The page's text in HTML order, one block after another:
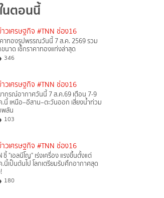
นตอนนี้
วเศรษฐกิจ #TNN ช่อง16
าทองรูปพรรณวันนี้ 7 ส.ค. 2569 รวม
นาด เช็กราคาทองแท่งล่าสุด
346
วเศรษฐกิจ #TNN ช่อง16
กรณ์อากาศวันนี้ 7 ส.ค.69 เตือน 7-9
.นี้ เหนือ–อีสาน–ตะวันออก เสี่ยงน้ำท่วม
ลัน
103
วเศรษฐกิจ #TNN ช่อง16
ชี้ "เอลนีโญ" เร่งเครื่อง แรงขึ้นตั้งแต่
.นี้เป็นต้นไป โลกเตรียมรับศึกอากาศสุด
180